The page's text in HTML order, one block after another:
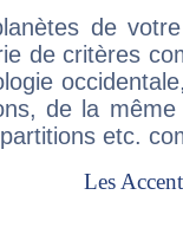
de
de critères
de la
etc.